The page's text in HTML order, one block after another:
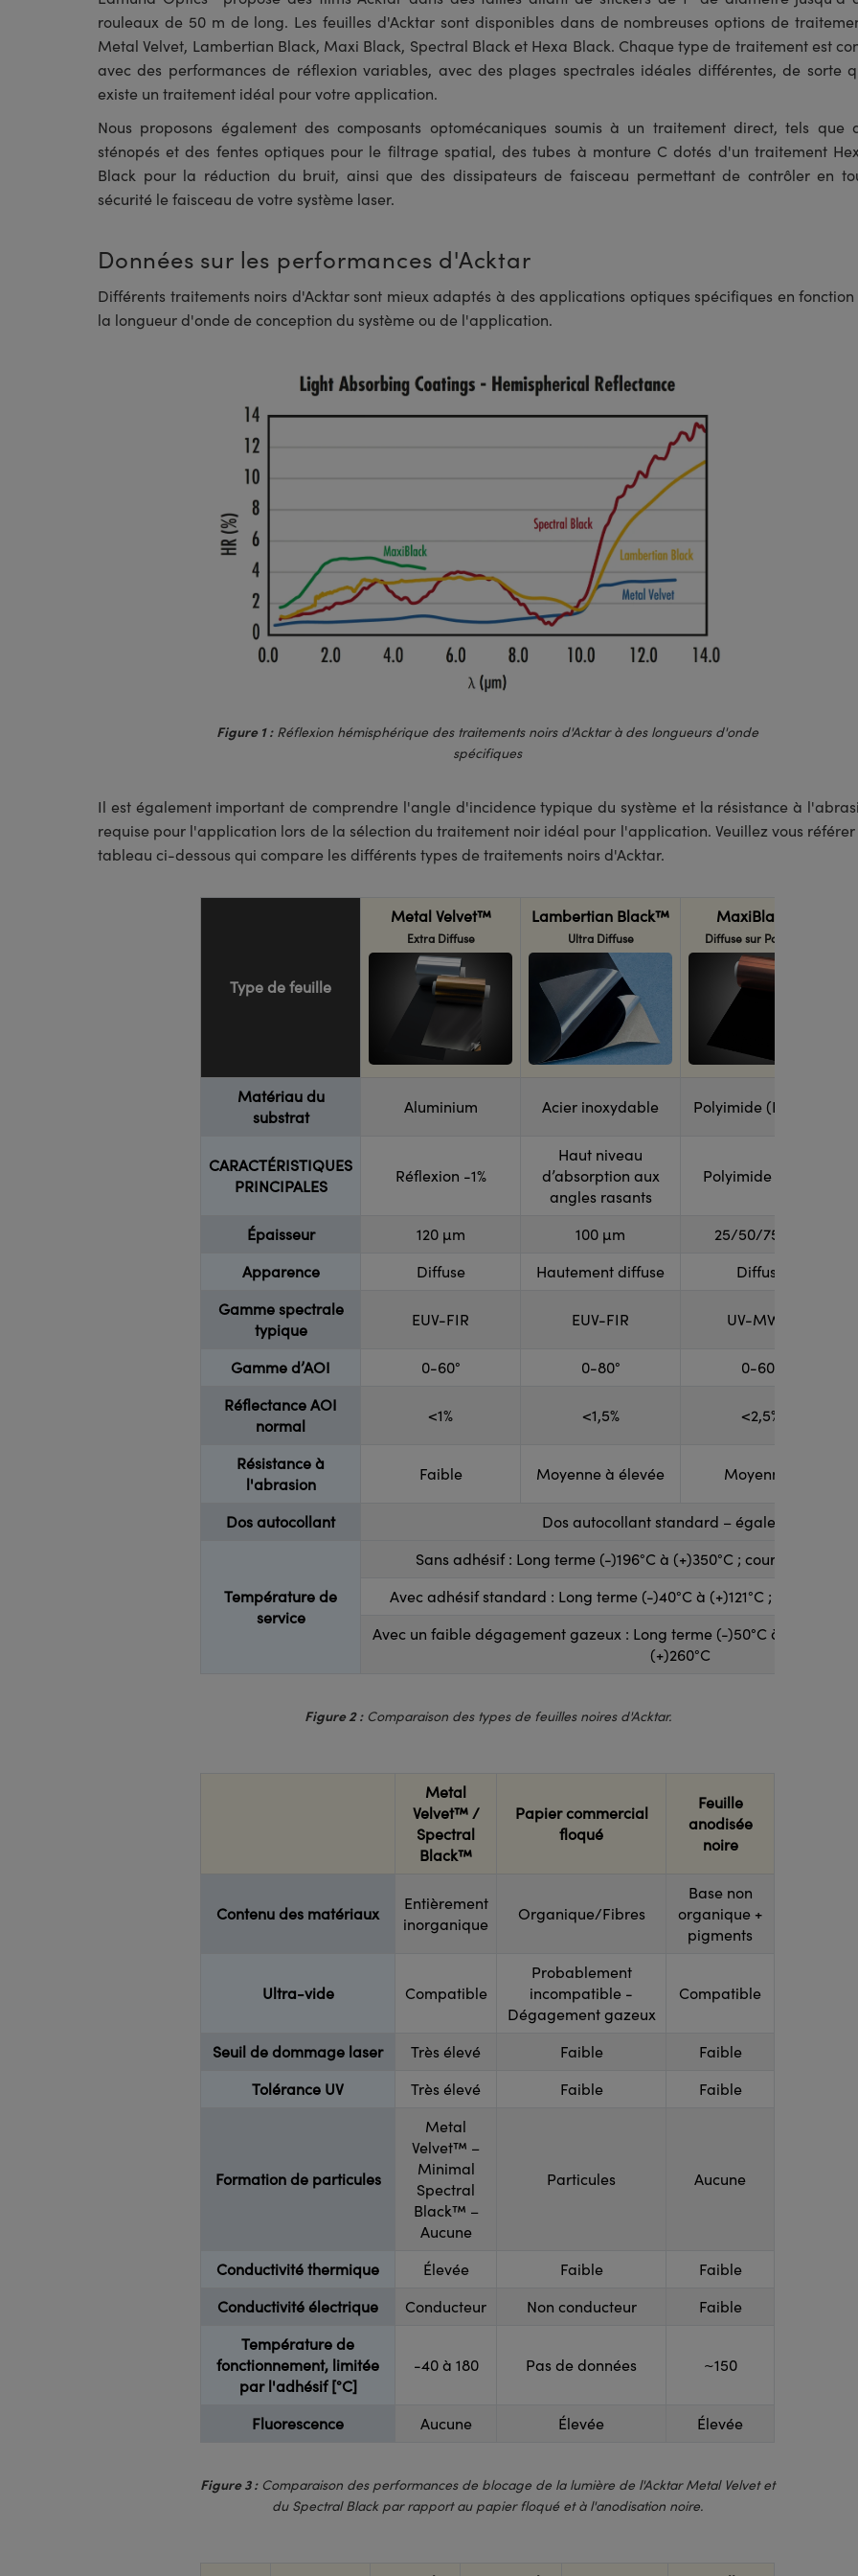
rouleaux de 50 m de long. Les feuilles d'Acktar sont disponibles dans de nombreuses options de
Metal Velvet, Lambertian Black, Maxi Black, Spectral Black et Hexa Black. Chaque type de traitement est
avec des performances de réflexion variables, avec des plages spectrales idéales différentes, de sorte
existe un traitement idéal pour votre application.
Nous proposons également des composants optomécaniques soumis à un traitement direct, tels que
sténopés et des fentes optiques pour le filtrage spatial, des tubes à monture C dotés d'un traitement
Black pour la réduction du bruit, ainsi que des dissipateurs de faisceau permettant de contrôler en
sécurité le faisceau de votre système laser.
Données sur les performances d'Acktar
Différents traitements noirs d'Acktar sont mieux adaptés à des applications optiques spécifiques en
la longueur d'onde de conception du système ou de l'application.
Figure 1 :Réflexion hémisphérique des traitements noirs d'Acktar à des longueurs d'onde
spécifiques
Il est également important de comprendre l'angle d'incidence typique du système et la résistance à
requise pour l'application lors de la sélection du traitement noir idéal pour l'application. Veuillez vous référer
tableau ci-dessous qui compare les différents types de traitements noirs d'Acktar.
Type de feuille
Metal Velvet™
Extra Diffuse
Lambertian Black™
Ultra Diffuse
MaxiBlack™
Diffuse sur Polyimide
Matériau du
substrat
Aluminium Acier inoxydable Polyimide (Kapton)
CARACTÉRISTIQUES
PRINCIPALES
Réflexion -1%
Haut niveau
d’absorption aux
angles rasants
Polyimide mince
Épaisseur
120 µm 100 µm 25/50/75 µm
Apparence
Diffuse Hautement diffuse Diffuse
Gamme spectrale
typique
EUV-FIR EUV-FIR UV-MWIR
Gamme d’AOI 0-60° 0-80° 0-60°
Réflectance AOI
normal
<1% <1,5% <2,5%
Résistance à
l'abrasion
Faible Moyenne à élevée Moyennne
Dos autocollant Dos autocollant standard – également
Température de
service
Sans adhésif : Long terme (-)196°C à (+)350°C ; court terme
Avec adhésif standard : Long terme (-)40°C à (+)121°C ; court terme
Avec un faible dégagement gazeux : Long terme (-)50°C à (+)150°C ;
(+)260°C
Figure 2 :Comparaison des types de feuilles noires d'Acktar.
Metal
Velvet™ /
Spectral
Black™
Papier commercial
floqué
Feuille
anodisée
noire
Contenu des matériaux
Entièrement
inorganique
Organique/Fibres
Base non
organique +
pigments
Ultra-vide Compatible
Probablement
incompatible -
Dégagement gazeux
Compatible
Seuil de dommage laser Très élevé Faible
Faible
Tolérance UV
Très élevé Faible Faible
Formation de particules
Metal
Velvet™ –
Minimal
Spectral
Black™ –
Aucune
Particules Aucune
Conductivité thermique Élevée Faible
Faible
Conductivité électrique
Conducteur Non conducteur
Faible
Température de
fonctionnement, limitée
par l'adhésif [°C]
-40 à 180 Pas de données ~150
Fluorescence Aucune Élevée Élevée
Figure 3 :Comparaison des performances de blocage de la lumière de l'Acktar Metal Velvet et
du Spectral Black par rapport au papier floqué et à l'anodisation noire.